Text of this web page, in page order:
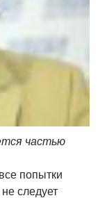
частью
попытки
следует